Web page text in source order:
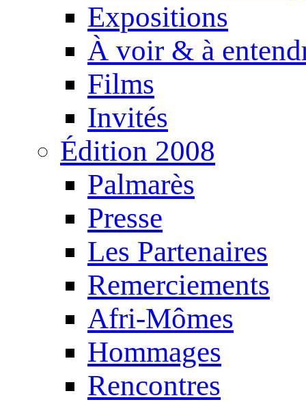
Expositions
À voir & à
Films
Invités
Édition 2008
Palmarès
Presse
Les Partenaires
Remerciements
Afri-Mômes
Hommages
Rencontres